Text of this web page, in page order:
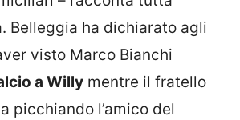
Belleggia ha dichiarato agli
visto Marco Bianchi
a Willy mentre il fratello
picchiando l’amico del